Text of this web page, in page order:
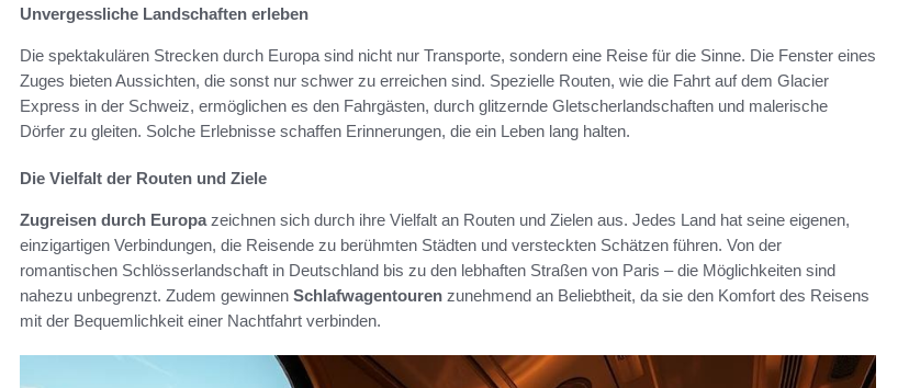
Unvergessliche Landschaften erleben
Die spektakulären Strecken durch Europa sind nicht nur Transporte, sondern eine Reise für die Sinne. Die Fenster eines
Zuges bieten Aussichten, die sonst nur schwer zu erreichen sind. Spezielle Routen, wie die Fahrt auf dem Glacier
Express in der Schweiz, ermöglichen es den Fahrgästen, durch glitzernde Gletscherlandschaften und malerische
Dörfer zu gleiten. Solche Erlebnisse schaffen Erinnerungen, die ein Leben lang halten.
Die Vielfalt der Routen und Ziele
Zugreisen durch Europazeichnen sich durch ihre Vielfalt an Routen und Zielen aus. Jedes Land hat seine eigenen,
einzigartigen Verbindungen, die Reisende zu berühmten Städten und versteckten Schätzen führen. Von der
romantischen Schlösserlandschaft in Deutschland bis zu den lebhaften Straßen von Paris – die Möglichkeiten sind
nahezu unbegrenzt. Zudem gewinnen Schlafwagentouren zunehmend an Beliebtheit, da sie den Komfort des Reisens
mit der Bequemlichkeit einer Nachtfahrt verbinden.